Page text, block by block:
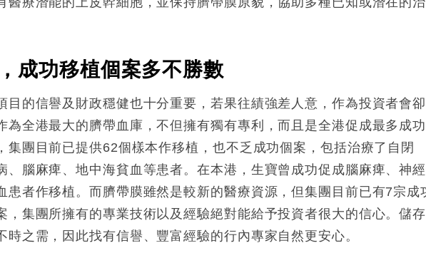
成功移植個案多不勝數
目的信譽及財政穩健也十分重要，若果往績強差人意，作為投資者會
為全港最大的臍帶血庫，不但擁有獨有專利，而且是全港促成最多成
集團目前已提供62個樣本作移植，也不乏成功個案，包括治療了自閉
、腦麻痺、地中海貧血等患者。在本港，生寶曾成功促成腦麻痺、神
患者作移植。而臍帶膜雖然是較新的醫療資源，但集團目前已有7宗成
，集團所擁有的專業技術以及經驗絕對能給予投資者很大的信心。儲
時之需，因此找有信譽、豐富經驗的行內專家自然更安心。